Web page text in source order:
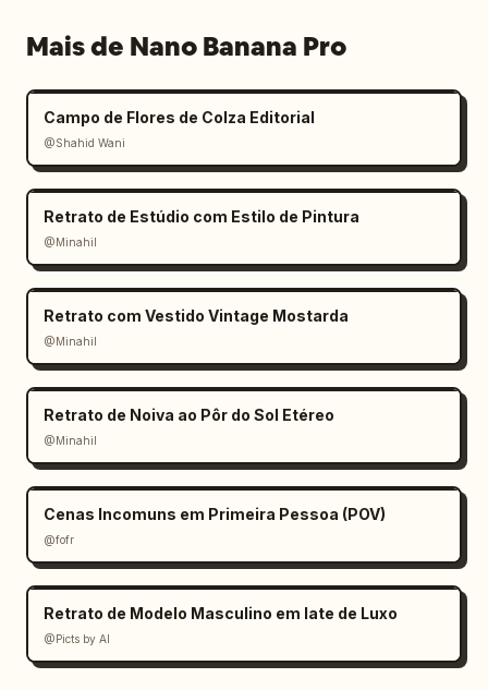
Mais de Nano Banana Pro
Campo de Flores de Colza Editorial
@Shahid Wani
Retrato de Estúdio com Estilo de Pintura
@Minahil
Retrato com Vestido Vintage Mostarda
@Minahil
Retrato de Noiva ao Pôr do Sol Etéreo
@Minahil
Cenas Incomuns em Primeira Pessoa (POV)
@fofr
Retrato de Modelo Masculino em Iate de Luxo
@Picts by AI